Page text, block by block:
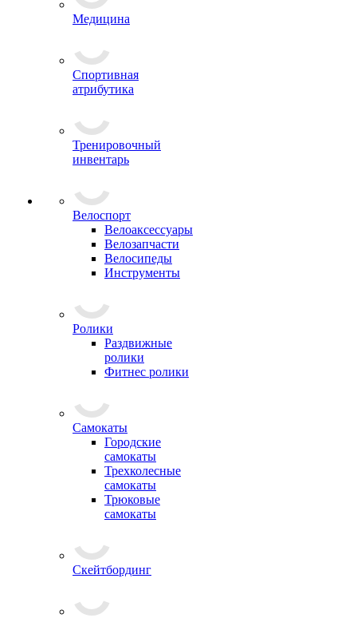
Медицина
Спортивная
атрибутика
Тренировочный
инвентарь
Велоспорт
Велоаксессуары
Велозапчасти
Велосипеды
Инструменты
Ролики
Раздвижные
ролики
Фитнес ролики
Самокаты
Городские
самокаты
Трехколесные
самокаты
Трюковые
самокаты
Скейтбординг